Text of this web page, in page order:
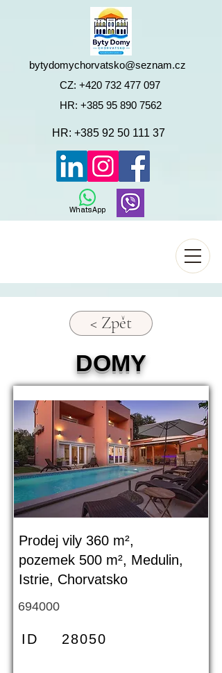
HR: +385 95 890 7562
CZ: +420 732 477 097
WhatsApp
bytydomychorvatsko@seznam.cz
HR: +385 92 50 111 37
< Zpět
DOMY
Prodej vily 360 m²,
pozemek 500 m², Medulin,
Istrie, Chorvatsko
694000
ID 28050